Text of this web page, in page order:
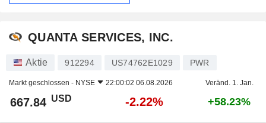
QUANTA SERVICES, INC.
Aktie 912294 US74762E1029 PWR
Markt geschlossen - NYSE 22:00:02 06.08.2026 Veränd. 1. Jan.
667.84 USD -2.22% +58.23%